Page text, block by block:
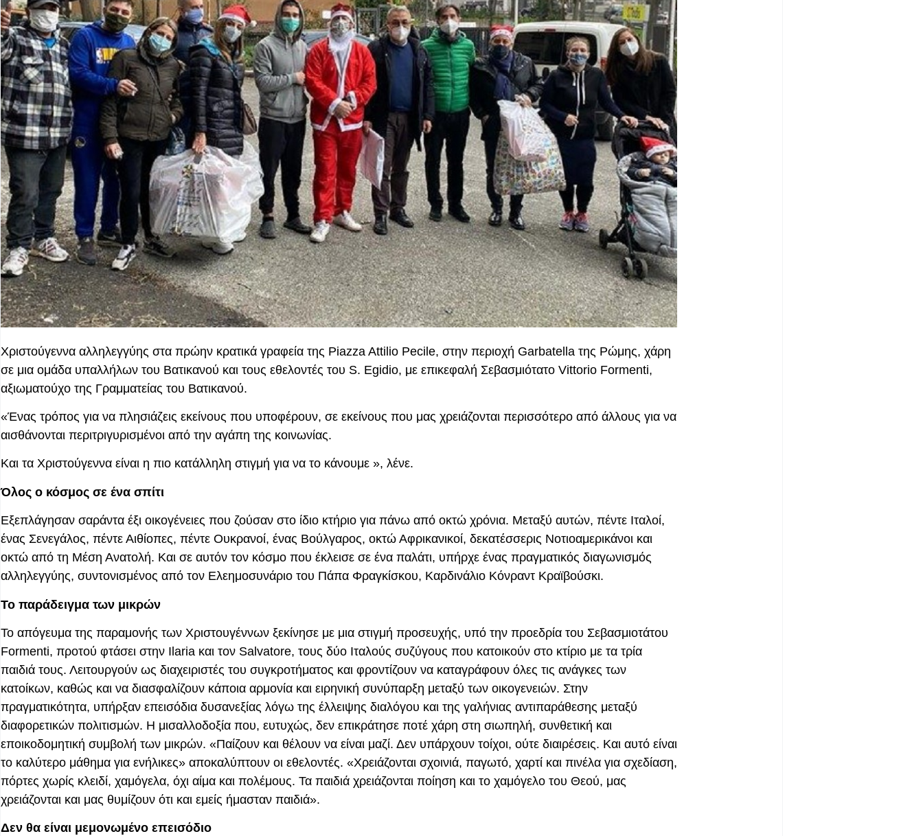
Χριστούγεννα αλληλεγγύης στα πρώην κρατικά γραφεία της Piazza Attilio Pecile, στην περιοχή Garbatella της Ρώμης, χάρη
σε μια ομάδα υπαλλήλων του Βατικανού και τους εθελοντές του S. Egidio, με επικεφαλή Σεβασμιότατο Vittorio Formenti,
αξιωματούχο της Γραμματείας του Βατικανού.
«Ένας τρόπος για να πλησιάζεις εκείνους που υποφέρουν, σε εκείνους που μας χρειάζονται περισσότερο από άλλους για να
αισθάνονται περιτριγυρισμένοι από την αγάπη της κοινωνίας.
Και τα Χριστούγεννα είναι η πιο κατάλληλη στιγμή για να το κάνουμε », λένε.
Όλος ο κόσμος σε ένα σπίτι
Εξεπλάγησαν σαράντα έξι οικογένειες που ζούσαν στο ίδιο κτήριο για πάνω από οκτώ χρόνια. Μεταξύ αυτών, πέντε Ιταλοί,
ένας Σενεγάλος, πέντε Αιθίοπες, πέντε Ουκρανοί, ένας Βούλγαρος, οκτώ Αφρικανικοί, δεκατέσσερις Νοτιοαμερικάνοι και
οκτώ από τη Μέση Ανατολή. Και σε αυτόν τον κόσμο που έκλεισε σε ένα παλάτι, υπήρχε ένας πραγματικός διαγωνισμός
αλληλεγγύης, συντονισμένος από τον Ελεημοσυνάριο του Πάπα Φραγκίσκου, Καρδινάλιο Κόνραντ Κραϊβούσκι.
Το παράδειγμα των μικρών
Το απόγευμα της παραμονής των Χριστουγέννων ξεκίνησε με μια στιγμή προσευχής, υπό την προεδρία του Σεβασμιοτάτου
Formenti, προτού φτάσει στην Ilaria και τον Salvatore, τους δύο Ιταλούς συζύγους που κατοικούν στο κτίριο με τα τρία
παιδιά τους. Λειτουργούν ως διαχειριστές του συγκροτήματος και φροντίζουν να καταγράφουν όλες τις ανάγκες των
κατοίκων, καθώς και να διασφαλίζουν κάποια αρμονία και ειρηνική συνύπαρξη μεταξύ των οικογενειών. Στην
πραγματικότητα, υπήρξαν επεισόδια δυσανεξίας λόγω της έλλειψης διαλόγου και της γαλήνιας αντιπαράθεσης μεταξύ
διαφορετικών πολιτισμών. Η μισαλλοδοξία που, ευτυχώς, δεν επικράτησε ποτέ χάρη στη σιωπηλή, συνθετική και
εποικοδομητική συμβολή των μικρών. «Παίζουν και θέλουν να είναι μαζί. Δεν υπάρχουν τοίχοι, ούτε διαιρέσεις. Και αυτό είναι
το καλύτερο μάθημα για ενήλικες» αποκαλύπτουν οι εθελοντές. «Χρειάζονται σχοινιά, παγωτό, χαρτί και πινέλα για σχεδίαση,
πόρτες χωρίς κλειδί, χαμόγελα, όχι αίμα και πολέμους. Τα παιδιά χρειάζονται ποίηση και το χαμόγελο του Θεού, μας
χρειάζονται και μας θυμίζουν ότι και εμείς ήμασταν παιδιά».
Δεν θα είναι μεμονωμένο επεισόδιο